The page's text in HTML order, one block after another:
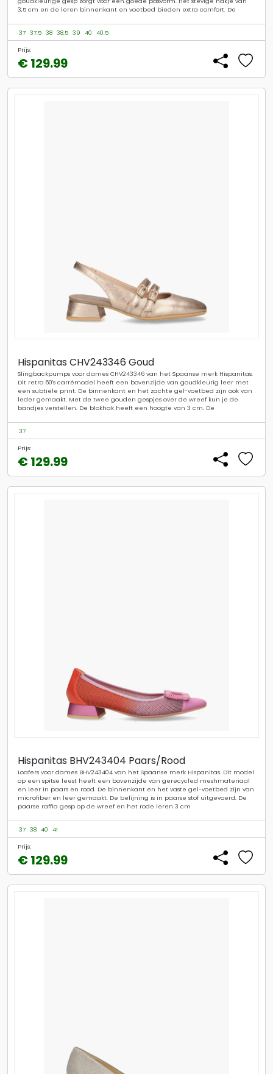
3,5 cm en de leren binnenkant en voetbed bieden extra comfort. De
37 37.5 38 38.5 39 40 40.5
Prijs:
€ 129.99
Hispanitas CHV243346 Goud
Slingbackpumps voor dames CHV243346 van het Spaanse merk Hispanitas.
Dit retro 60's carrémodel heeft een bovenzijde van goudkleurig leer met
een subtiele print. De binnenkant en het zachte gel-voetbed zijn ook van
leder gemaakt. Met de twee gouden gespjes over de wreef kun je de
bandjes verstellen. De blokhak heeft een hoogte van 3 cm. De
37
Prijs:
€ 129.99
Hispanitas BHV243404 Paars/Rood
Loafers voor dames BHV243404 van het Spaanse merk Hispanitas. Dit model
op een spitse leest heeft een bovenzijde van gerecycled meshmateriaal
en leer in paars en rood. De binnenkant en het vaste gel-voetbed zijn van
microfiber en leer gemaakt. De belijning is in paarse stof uitgevoerd. De
paarse raffia gesp op de wreef en het rode leren 3 cm
37 38 40 41
Prijs:
€ 129.99